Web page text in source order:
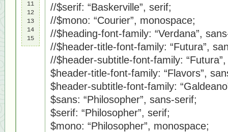
11
12
13
14
15
//$serif: “Baskerville”, serif;
//$mono: “Courier”, monospace;
//$heading-font-family: “Verdana”,
//$header-title-font-family: “Futura”,
//$header-subtitle-font-family:
$header-title-font-family: “Flavors”,
$header-subtitle-font-family:
$sans: “Philosopher”, sans-serif;
$serif: “Philosopher”, serif;
$mono: “Philosopher”, monospace;